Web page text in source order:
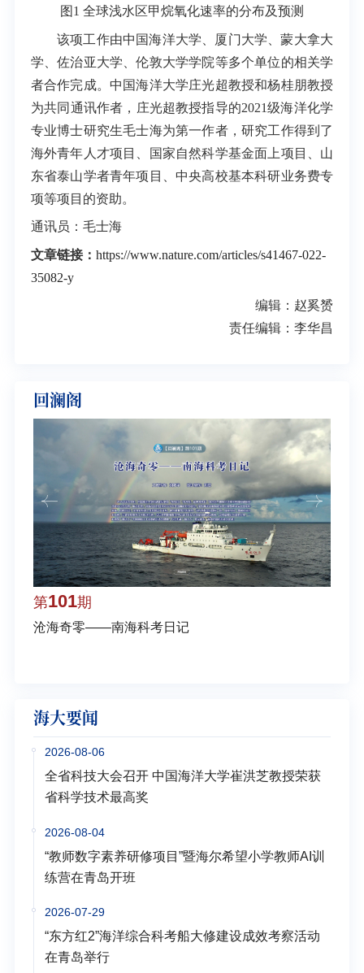
图1 全球浅水区甲烷氧化速率的分布及预测
该项工作由中国海洋大学、厦门大学、蒙大拿大
学、佐治亚大学、伦敦大学学院等多个单位的相关学
者合作完成。中国海洋大学庄光超教授和杨桂朋教授
为共同通讯作者，庄光超教授指导的2021级海洋化学
专业博士研究生毛士海为第一作者，研究工作得到了
海外青年人才项目、国家自然科学基金面上项目、山
东省泰山学者青年项目、中央高校基本科研业务费专
项等项目的资助。
通讯员：毛士海
文章链接： https://www.nature.com/articles/s41467-022-
35082-y
编辑：赵奚赟
责任编辑：李华昌
回澜阁
第101期
沧海奇零——南海科考日记
海大要闻
2026-08-06
全省科技大会召开 中国海洋大学崔洪芝教授荣获
省科学技术最高奖
2026-08-04
“教师数字素养研修项目”暨海尔希望小学教师AI训
练营在青岛开班
2026-07-29
“东方红2”海洋综合科考船大修建设成效考察活动
在青岛举行